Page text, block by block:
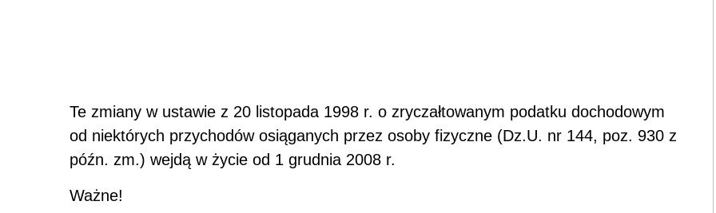
Te zmiany w ustawie z 20 listopada 1998 r. o zryczałtowanym podatku dochodowym
od niektórych przychodów osiąganych przez osoby fizyczne (Dz.U. nr 144, poz. 930 z
późn. zm.) wejdą w życie od 1 grudnia 2008 r.
Ważne!